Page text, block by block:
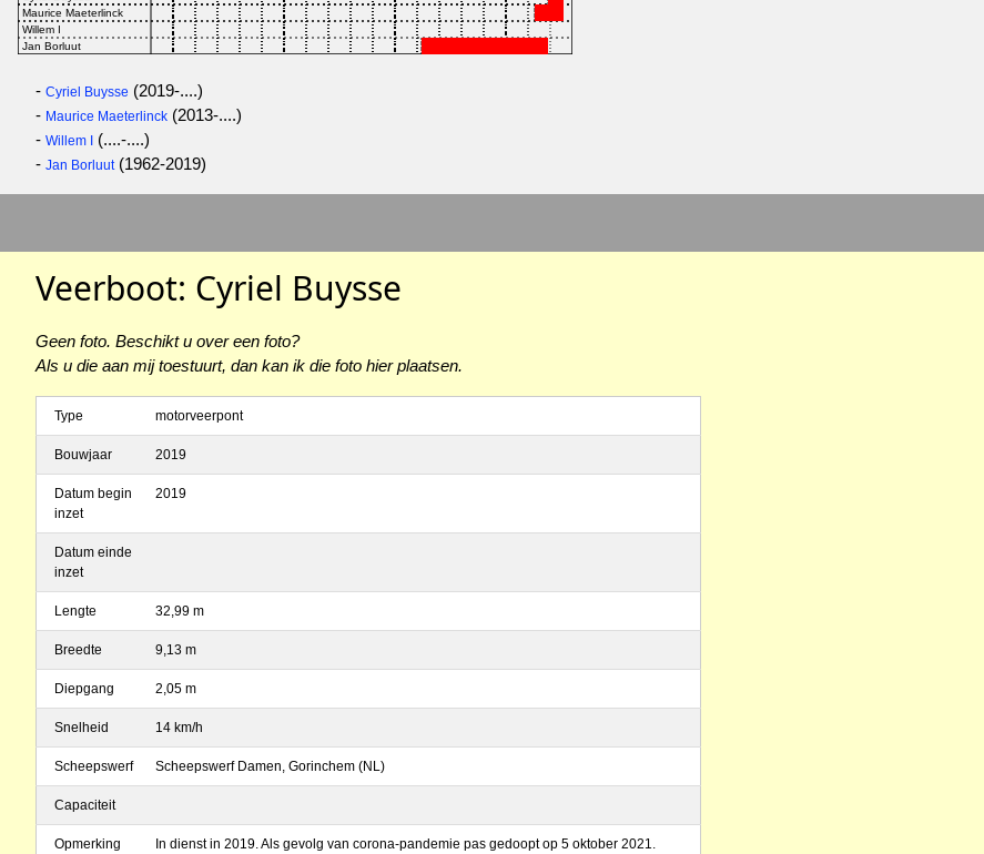
- Cyriel Buysse (2019-....)
- Maurice Maeterlinck (2013-....)
- Willem I (....-....)
- Jan Borluut(1962-2019)
Veerboot: Cyriel Buysse
Geen foto. Beschikt u over een foto?
Als u die aan mij toestuurt, dan kan ik die foto hier plaatsen.
Type motorveerpont
Bouwjaar 2019
Datum begin
inzet
2019
Datum einde
inzet
Lengte 32,99 m
Breedte 9,13 m
Diepgang 2,05 m
Snelheid 14 km/h
Scheepswerf Scheepswerf Damen, Gorinchem (NL)
Capaciteit
Opmerking
In dienst in 2019. Als gevolg van corona-pandemie pas gedoopt op 5 oktober 2021.